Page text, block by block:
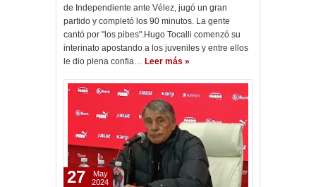
de Independiente ante Vélez, jugó un gran
partido y completó los 90 minutos. La gente
cantó por "los pibes".Hugo Tocalli comenzó su
interinato apostando a los juveniles y entre ellos
le dio plena confia… Leer más »
27
May
2024